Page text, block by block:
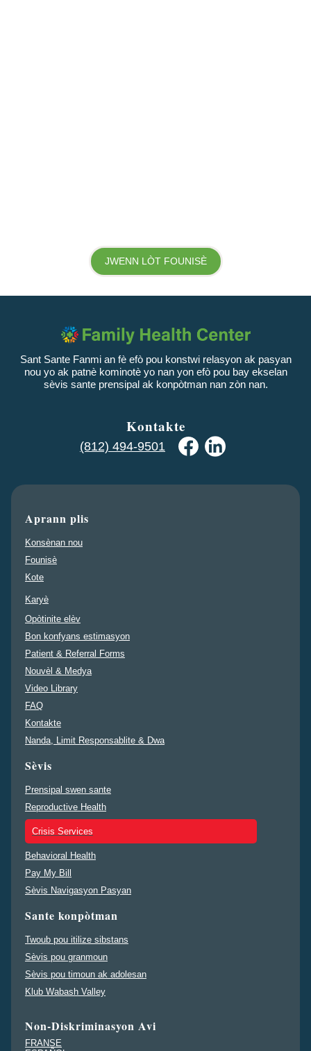
JWENN LÒT FOUNISÈ
Sant Sante Fanmi an fè efò pou konstwi relasyon ak pasyan
nou yo ak patnè kominotè yo nan yon efò pou bay ekselan
sèvis sante prensipal ak konpòtman nan zòn nan.
Kontakte
(812) 494-9501
Aprann plis
Konsènan nou
Founisè
Kote
Karyè
Opòtinite elèv
Bon konfyans estimasyon
Patient & Referral Forms
Nouvèl & Medya
Video Library
FAQ
Kontakte
Nanda, Limit Responsablite & Dwa
Sèvis
Prensipal swen sante
Reproductive Health
Crisis Services
Behavioral Health
Pay My Bill
Sèvis Navigasyon Pasyan
Sante konpòtman
Twoub pou itilize sibstans
Sèvis pou granmoun
Sèvis pou timoun ak adolesan
Klub Wabash Valley
Non-Diskriminasyon Avi
FRANSE